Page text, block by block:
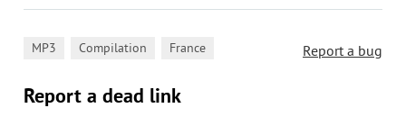
Report a bug
MP3 Compilation France
Report a dead link